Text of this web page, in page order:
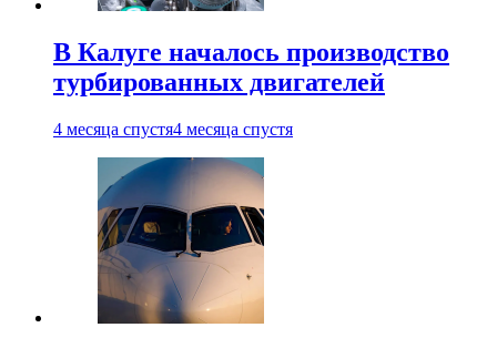
В Калуге началось производство
турбированных двигателей
4 месяца спустя4 месяца спустя